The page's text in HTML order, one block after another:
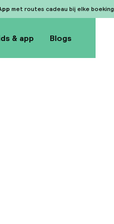
met routes cadeau bij elke boeking
& app Blogs